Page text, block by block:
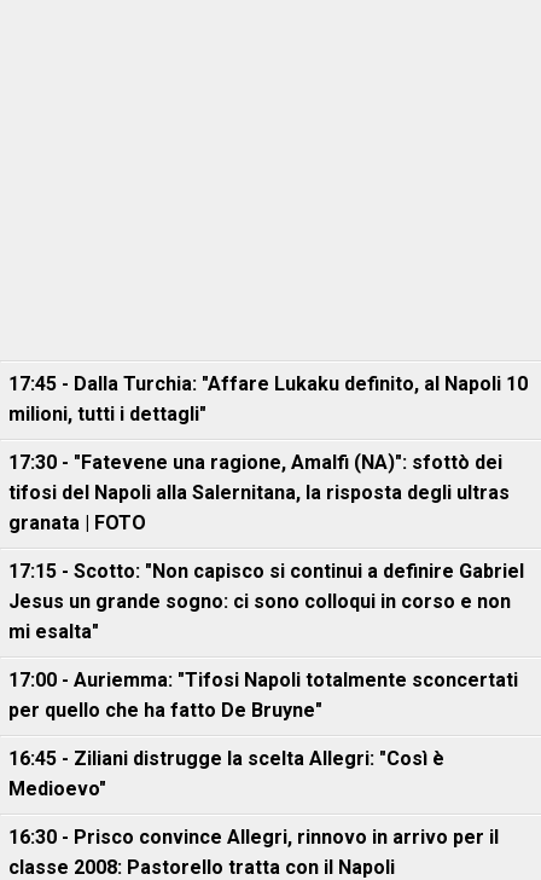
17:45 - Dalla Turchia: "Affare Lukaku definito, al Napoli 10
milioni, tutti i dettagli"
17:30 - "Fatevene una ragione, Amalfi (NA)": sfottò dei
tifosi del Napoli alla Salernitana, la risposta degli ultras
granata | FOTO
17:15 - Scotto: "Non capisco si continui a definire Gabriel
Jesus un grande sogno: ci sono colloqui in corso e non
mi esalta"
17:00 - Auriemma: "Tifosi Napoli totalmente sconcertati
per quello che ha fatto De Bruyne"
16:45 - Ziliani distrugge la scelta Allegri: "Così è
Medioevo"
16:30 - Prisco convince Allegri, rinnovo in arrivo per il
classe 2008: Pastorello tratta con il Napoli